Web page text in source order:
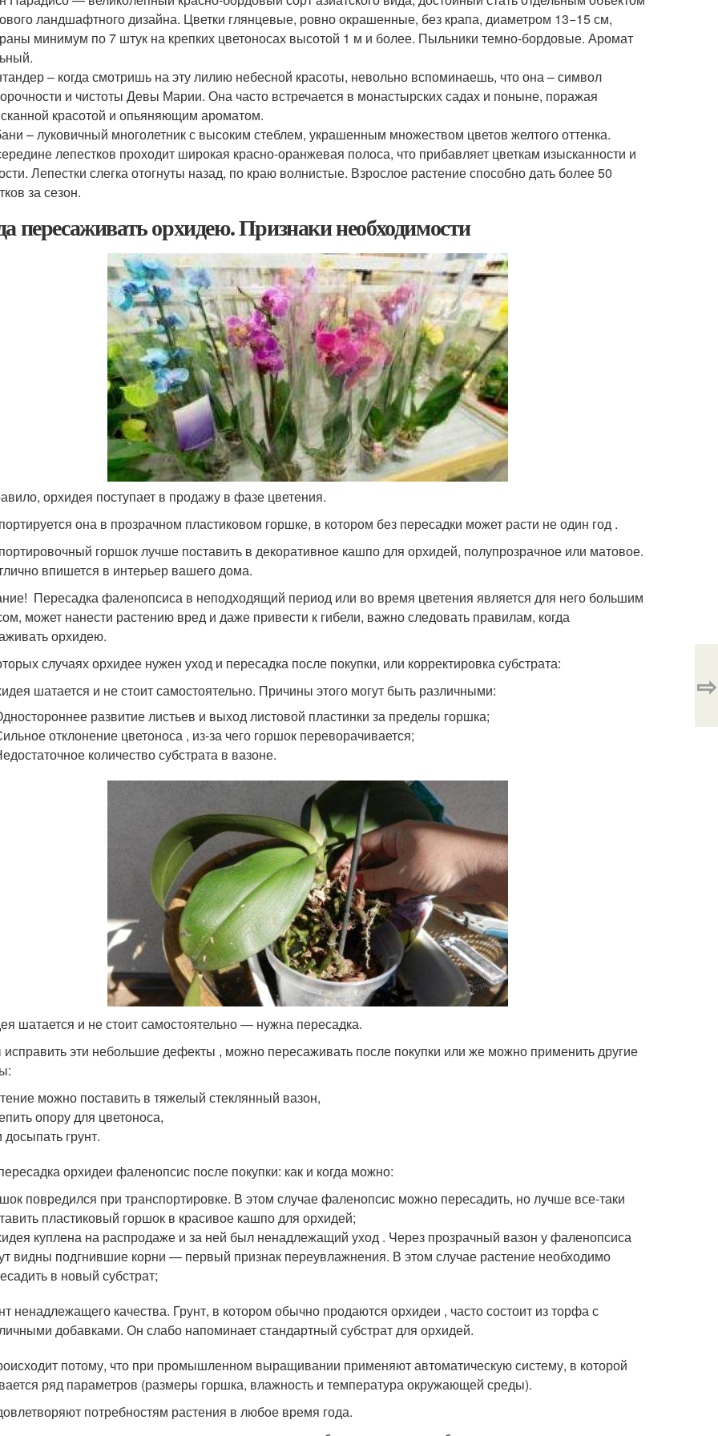
ландшафтного дизайна. Цветки глянцевые, ровно окрашенные, без крапа, диаметром 13−15 см,
минимум по 7 штук на крепких цветоносах высотой 1 м и более. Пыльники темно-бордовые. Аромат
– когда смотришь на эту лилию небесной красоты, невольно вспоминаешь, что она – символ
и чистоты Девы Марии. Она часто встречается в монастырских садах и поныне, поражая
красотой и опьяняющим ароматом.
– луковичный многолетник с высоким стеблем, украшенным множеством цветов желтого оттенка.
лепестков проходит широкая красно-оранжевая полоса, что прибавляет цветкам изысканности и
Лепестки слегка отогнуты назад, по краю волнистые. Взрослое растение способно дать более 50
за сезон.
пересаживать орхидею. Признаки необходимости
орхидея поступает в продажу в фазе цветения.
она в прозрачном пластиковом горшке, в котором без пересадки может расти не один год .
горшок лучше поставить в декоративное кашпо для орхидей, полупрозрачное или матовое.
впишется в интерьер вашего дома.
Пересадка фаленопсиса в неподходящий период или во время цветения является для него большим
может нанести растению вред и даже привести к гибели, важно следовать правилам, когда
орхидею.
случаях орхидее нужен уход и пересадка после покупки, или корректировка субстрата:
шатается и не стоит самостоятельно. Причины этого могут быть различными:
развитие листьев и выход листовой пластинки за пределы горшка;
отклонение цветоноса , из-за чего горшок переворачивается;
количество субстрата в вазоне.
шатается и не стоит самостоятельно — нужна пересадка.
эти небольшие дефекты , можно пересаживать после покупки или же можно применить другие
можно поставить в тяжелый стеклянный вазон,
опору для цветоноса,
грунт.
орхидеи фаленопсис после покупки: как и когда можно:
повредился при транспортировке. В этом случае фаленопсис можно пересадить, но лучше все-таки
пластиковый горшок в красивое кашпо для орхидей;
куплена на распродаже и за ней был ненадлежащий уход . Через прозрачный вазон у фаленопсиса
видны подгнившие корни — первый признак переувлажнения. В этом случае растение необходимо
в новый субстрат;
ненадлежащего качества. Грунт, в котором обычно продаются орхидеи , часто состоит из торфа с
добавками. Он слабо напоминает стандартный субстрат для орхидей.
потому, что при промышленном выращивании применяют автоматическую систему, в которой
ряд параметров (размеры горшка, влажность и температура окружающей среды).
потребностям растения в любое время года.
⇨